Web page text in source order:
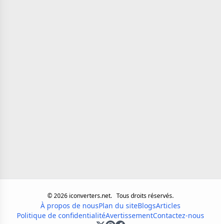
©2026 iconverters.net. Tous droits réservés.
À propos de nousPlan du siteBlogsArticles
Politique de confidentialitéAvertissementContactez-nous